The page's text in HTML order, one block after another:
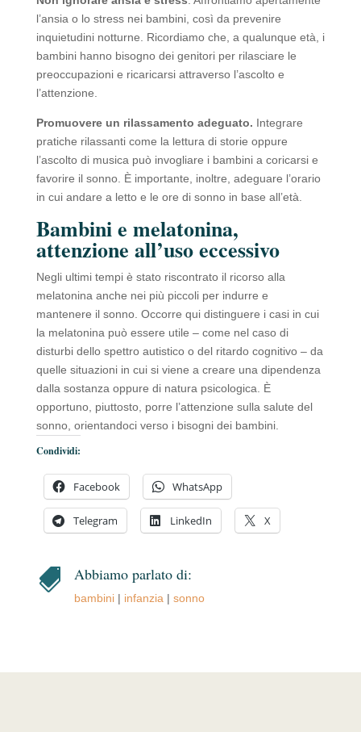
l’ansia o lo stress nei bambini, così da prevenire
inquietudini notturne. Ricordiamo che, a qualunque età, i
bambini hanno bisogno dei genitori per rilasciare le
preoccupazioni e ricaricarsi attraverso l’ascolto e
l’attenzione.
Promuovere un rilassamento adeguato. Integrare
pratiche rilassanti come la lettura di storie oppure
l’ascolto di musica può invogliare i bambini a coricarsi e
favorire il sonno. È importante, inoltre, adeguare l’orario
in cui andare a letto e le ore di sonno in base all’età.
Bambini e melatonina,
attenzione all’uso eccessivo
Negli ultimi tempi è stato riscontrato il ricorso alla
melatonina anche nei più piccoli per indurre e
mantenere il sonno. Occorre qui distinguere i casi in cui
la melatonina può essere utile – come nel caso di
disturbi dello spettro autistico o del ritardo cognitivo – da
quelle situazioni in cui si viene a creare una dipendenza
dalla sostanza oppure di natura psicologica. È
opportuno, piuttosto, porre l’attenzione sulla salute del
sonno, orientandoci verso i bisogni dei bambini.
Condividi:
Facebook WhatsApp
Telegram LinkedIn X
 Abbiamo parlato di:
bambini| infanzia| sonno